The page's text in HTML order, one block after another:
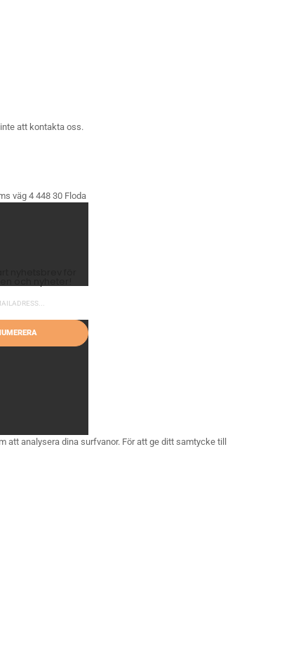
att kontakta oss.
väg 4 448 30 Floda
analysera dina surfvanor. För att ge ditt samtycke till